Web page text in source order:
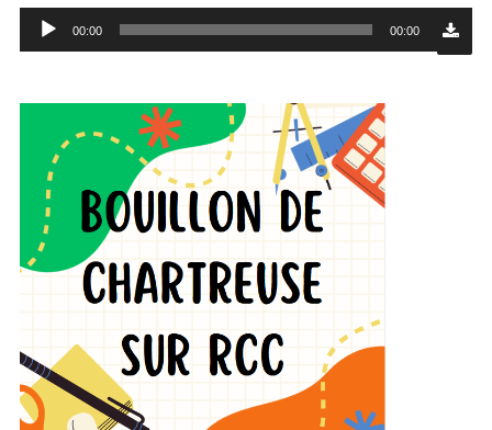
Lecteur
audio
00:00 00:00